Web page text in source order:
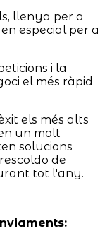
llenya per a
especial per a
i la
el més ràpid
els més alts
un molt
solucions
de
tot l'any.